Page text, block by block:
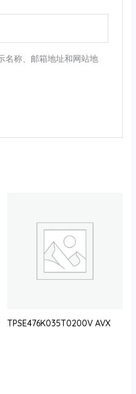
名称、邮箱地址和网站地
TPSE476K035T0200V AVX